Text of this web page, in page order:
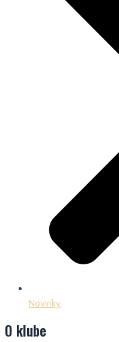
Novinky
O klube